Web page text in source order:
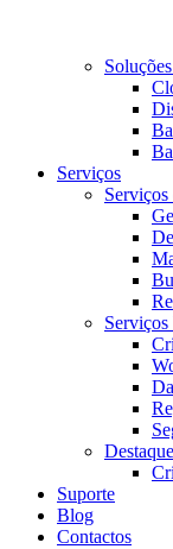
Serviços
Serviços
Destaque
Suporte
Blog
Contactos